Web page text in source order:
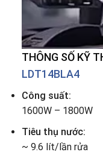
THÔNG SỐ KỸ
LDT14BLA4
Công suất:
1600W – 1800W
Tiêu thụ nước:
~ 9.6 lít/lần rửa